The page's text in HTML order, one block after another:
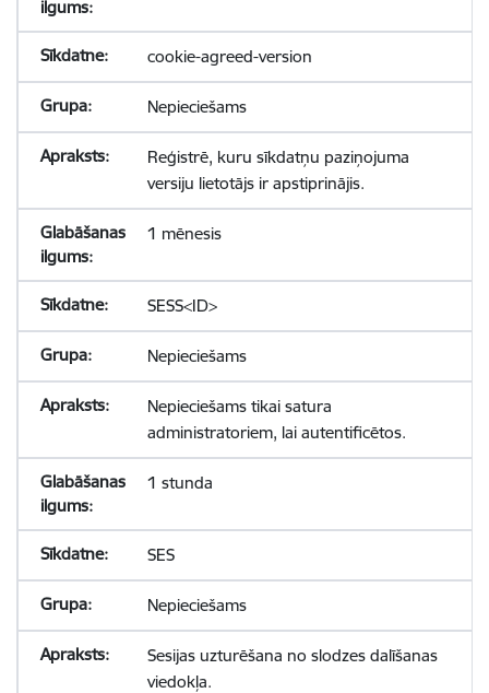
cookie-agreed-version
Nepieciešams
Reģistrē, kuru sīkdatņu paziņojuma
versiju lietotājs ir apstiprinājis.
1 mēnesis
SESS<ID>
Nepieciešams
Nepieciešams tikai satura
administratoriem, lai autentificētos.
1 stunda
SES
Nepieciešams
Sesijas uzturēšana no slodzes dalīšanas
viedokļa.